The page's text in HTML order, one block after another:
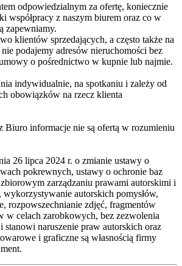
odpowiedzialnym za ofertę, koniecznie
współpracy z naszym biurem oraz co w
zapewniamy.
klientów sprzedających, a często także na
podajemy adresów nieruchomości bez
o pośrednictwo w kupnie lub najmie.
indywidualnie, na spotkaniu i zależy od
obowiązków na rzecz klienta
Biuro informacje nie są ofertą w rozumieniu
26 lipca 2024 r. o zmianie ustawy o
pokrewnych, ustawy o ochronie baz
zarządzaniu prawami autorskimi i
autorskich pomysłów,
rozpowszechnianie zdjęć, fragmentów
w celach zarobkowych, bez zezwolenia
stanowi naruszenie praw autorskich oraz
i graficzne są własnością firmy